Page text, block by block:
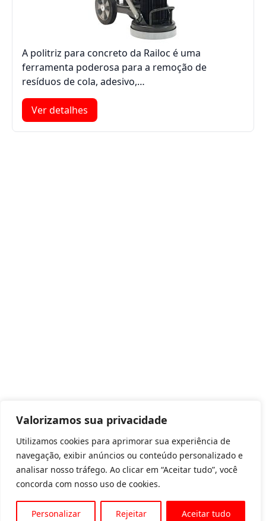
Valorizamos sua privacidade
Utilizamos cookies para aprimorar sua experiência de
navegação, exibir anúncios ou conteúdo personalizado e
analisar nosso tráfego. Ao clicar em “Aceitar tudo”, você
concorda com nosso uso de cookies.
Personalizar Rejeitar Aceitar tudo
A politriz para concreto da Railoc é uma
ferramenta poderosa para a remoção de
resíduos de cola, adesivo,…
Ver detalhes